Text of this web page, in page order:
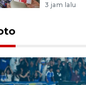
3 jam lalu